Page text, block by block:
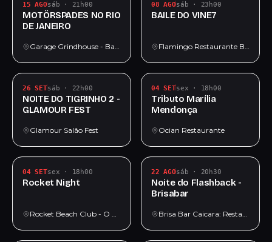
15 AGOsáb · 21h00
MOTÖRSPADES NO RIO
DE JANEIRO
Garage Grindhouse - Bar de Metal 🤘
08 AGOsáb · 23h00
BAILE DO VINE7
Flamingo Restaurante Bar
26 SETsáb · 22h00
NOITE DO TIGRINHO 2 -
GLAMOUR FEST
Glamour Salão Fest
04 SETsex · 18h00
Tributo Marília
Mendonça
Ocian Restaurante
04 SETsex · 18h00
Rocket Night
Rocket Beach Club - O Melhor Restaurante Bar da Praia Grande
22 AGOsáb · 20h30
Noite do Flashback -
Brisabar
Brisa Bar Caicara: Restaurante, Bar, Happy Hour, Chopp, Praia Grande SP